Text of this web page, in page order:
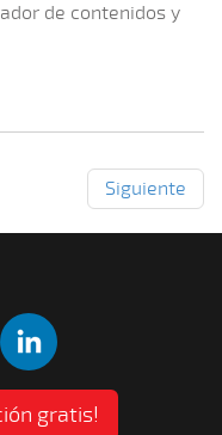
de contenidos y
Siguiente
gratis!